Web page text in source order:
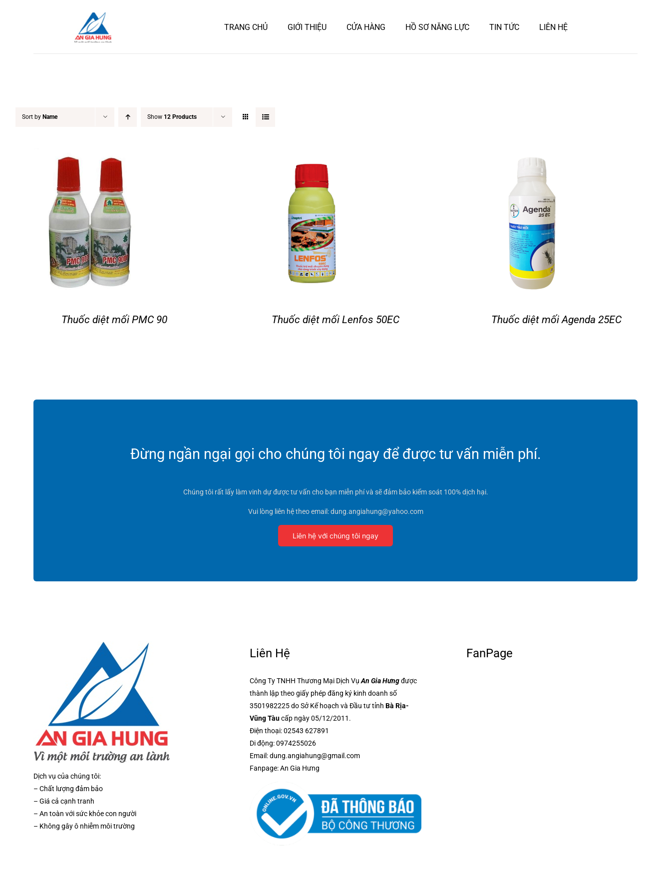
TRANG CHỦ GIỚI THIỆU CỬA HÀNG HỒ SƠ NĂNG LỰC TIN TỨC LIÊN HỆ
Sort by Name Show 12 Products
Thuốc diệt mối PMC 90 Thuốc diệt mối Lenfos 50EC Thuốc diệt mối Agenda 25EC
Đừng ngần ngại gọi cho chúng tôi ngay để được tư vấn miễn phí.
Chúng tôi rất lấy làm vinh dự được tư vấn cho bạn miễn phí và sẽ đảm bảo kiểm soát 100% dịch hại.
Vui lòng liên hệ theo email: dung.angiahung@yahoo.com
Liên hệ với chúng tôi ngay
Dịch vụ của chúng tôi:
– Chất lượng đảm bảo
– Giá cả cạnh tranh
– An toàn với sức khỏe con người
– Không gây ô nhiễm môi trường
Liên Hệ
Công Ty TNHH Thương Mại Dịch Vụ An Gia Hưngđược
thành lập theo giấy phép đăng ký kinh doanh số
3501982225 do Sở Kế hoạch và Đầu tư tỉnhBà Rịa-
Vũng Tàucấp ngày 05/12/2011.
Điện thoại:02543 627891
Di động:0974255026
Email:dung.angiahung@gmail.com
Fanpage:An Gia Hưng
FanPage